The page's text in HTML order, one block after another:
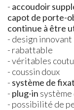
- accoudoir
capot de porte-
continue à être
- design innovant
- rabattable
- véritables
- coussin doux
- système de
- plug-in système
- possibilité de